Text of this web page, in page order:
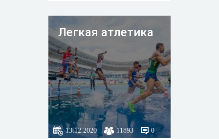
Легкая атлетика
13.12.2020 11893 0